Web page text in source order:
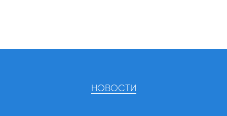
НОВОСТИ